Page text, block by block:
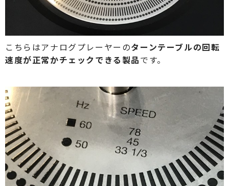
こちらはアナログプレーヤーのターンテーブルの回転
速度が正常かチェックできる製品です。